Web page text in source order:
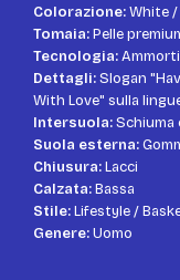
Colorazione:White /
Tomaia:Pelle
Tecnologia:
Dettagli:Slogan
With Love" sulla
Intersuola:Schiuma
Suola esterna:
Chiusura:Lacci
Calzata:Bassa
Stile:Lifestyle /
Genere:Uomo